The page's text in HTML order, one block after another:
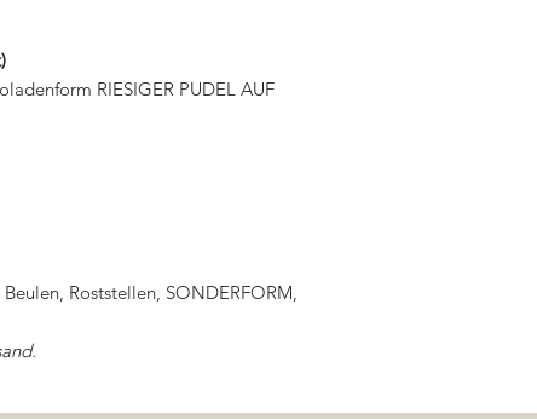
RIESIGER PUDEL AUF
Roststellen, SONDERFORM,